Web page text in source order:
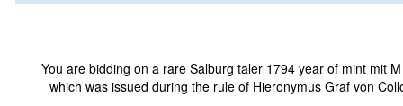
You are bidding on a rare Salburg taler 1794 year of mint mit
which was issued during the rule of Hieronymus Graf von